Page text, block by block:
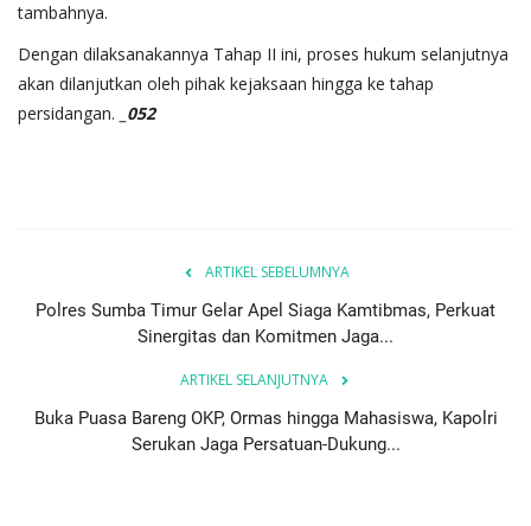
tambahnya.
Dengan dilaksanakannya Tahap II ini, proses hukum selanjutnya
akan dilanjutkan oleh pihak kejaksaan hingga ke tahap
persidangan.
_052
ARTIKEL SEBELUMNYA
Polres Sumba Timur Gelar Apel Siaga Kamtibmas, Perkuat
Sinergitas dan Komitmen Jaga...
ARTIKEL SELANJUTNYA
Buka Puasa Bareng OKP, Ormas hingga Mahasiswa, Kapolri
Serukan Jaga Persatuan-Dukung...